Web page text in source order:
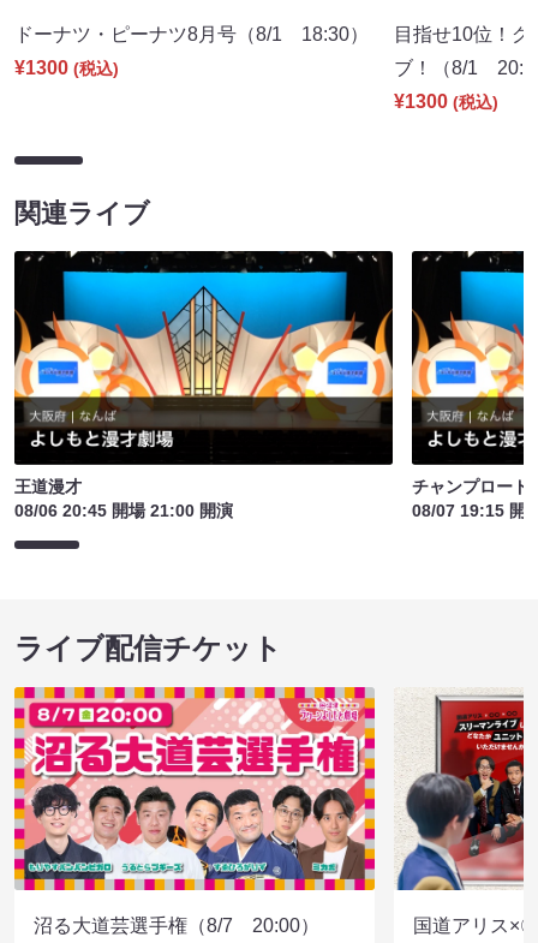
ドーナツ・ピーナツ8月号（8/1 18:30）
¥1300 (税込)
目指せ10位！
ブ！（8/1
¥1300 (税込)
関連ライブ
王道漫才
08/06 20:45 開場 21:00 開演
チャンプロード
08/07 19:15 開
ライブ配信チケット
沼る大道芸選手権（8/7 20:00）
国道アリス×